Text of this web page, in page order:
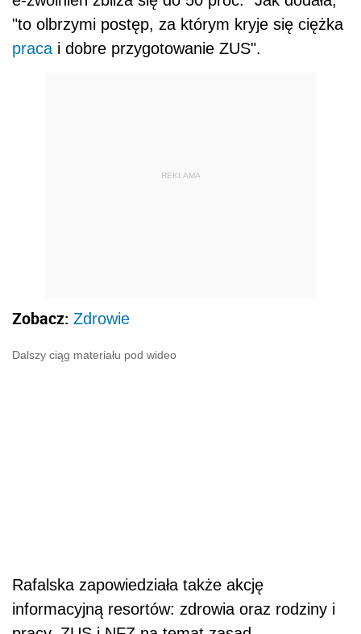
"to olbrzymi postęp, za którym kryje się ciężka
praca i dobre przygotowanie ZUS".
REKLAMA
Zobacz: Zdrowie
Dalszy ciąg materiału pod wideo
Rafalska zapowiedziała także akcję
informacyjną resortów: zdrowia oraz rodziny i